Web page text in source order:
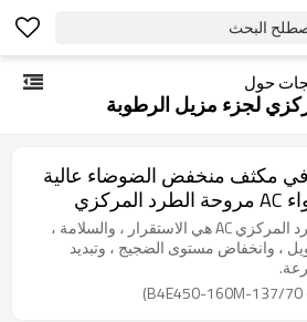
البحث
حول
لجزء مزيل الرطوبة
مكثف منخفض الضوضاء عالية
تدفق الهواء AC مروحة الطرد المركزي
مروحة الطرد المركزي AC هي الاستقرار ، والسلامة ،
، وانخفاض مستوى الضجيج ، وتبديد